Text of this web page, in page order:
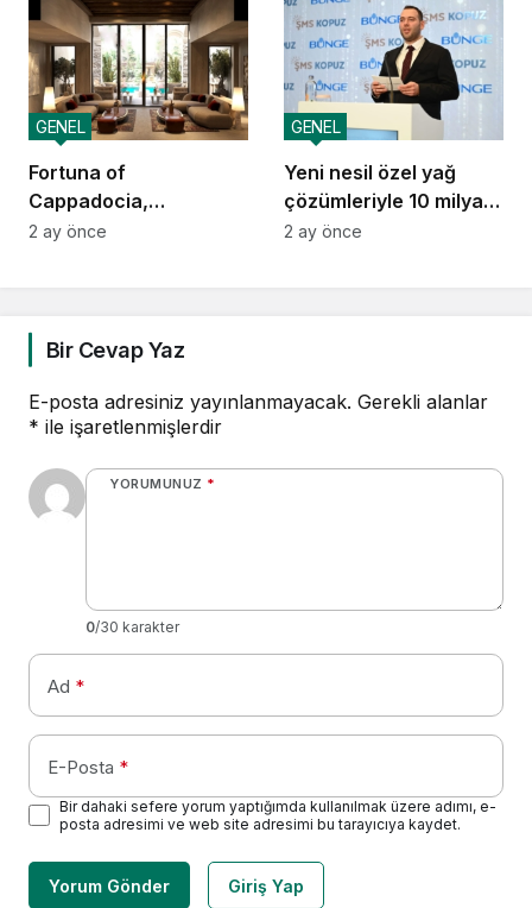
Fortuna of
Cappadocia,
Autograph Collection
GENEL
2 ay önce
Yeni nesil özel yağ
çözümleriyle 10 milyar
dolarlık ihracat vizyonu
GENEL
2 ay önce
Bir Cevap Yaz
E-posta adresiniz yayınlanmayacak. Gerekli alanlar
* ile işaretlenmişlerdir
YORUMUNUZ *
0/30 karakter
Ad *
E-Posta *
Bir dahaki sefere yorum yaptığımda kullanılmak üzere adımı, e-
posta adresimi ve web site adresimi bu tarayıcıya kaydet.
Yorum Gönder Giriş Yap